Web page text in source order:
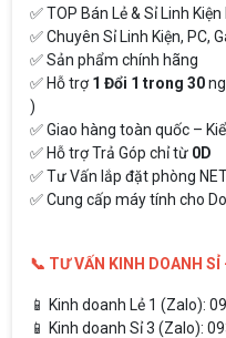
✅ TOP Bán Lẻ & Sỉ Linh
✅ Chuyên Sỉ Linh Kiện, PC,
✅ Sản phẩm chính hãng
✅ Hỗ trợ1 Đổi 1 trong 30
)
✅ Giao hàng toàn quốc –
✅ Hỗ trợ Trả Góp chỉ từ 0D
✅ Tư Vấn lắp đặt phòng
✅ Cung cấp máy tính cho
📞 TƯ VẤN KINH DOANH SỈ
📱 Kinh doanh Lẻ 1 (Zalo):
📱 Kinh doanh Sỉ 3 (Zalo):